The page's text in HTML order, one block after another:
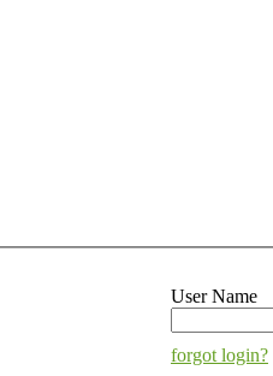
User Name
forgot login?